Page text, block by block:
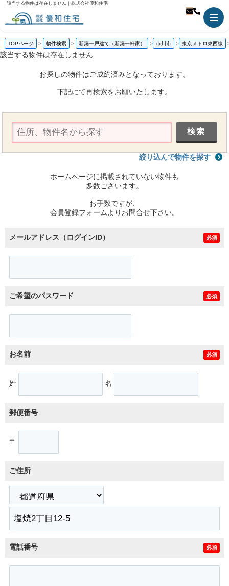
該当する物件は存在しません｜株式会社優和住宅
TOPページ 物件検索 新築一戸建て（新築一軒家） 市川市 東京メトロ東西線
該当する物件は存在しません
お探しの物件はご成約済みとなっております。
下記にて再検索をお願いたします。
絞り込んで物件を探す
ホームページに掲載されていない物件も
多数ございます。
お手数ですが、
会員登録フォームよりお問合せ下さい。
メールアドレス（ログインID） 必須
ご希望のパスワード 必須
お名前 必須
姓 名
郵便番号
〒
ご住所
電話番号 必須